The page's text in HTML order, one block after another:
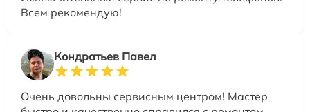
Всем рекомендую!
Кондратьев Павел
Очень довольны сервисным центром! Мастер